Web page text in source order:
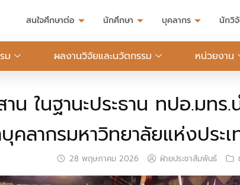
สนใจศึกษาต่อ นักศึกษา บุคลากร นักวิ
ม ผลงานวิจัยและนวัตกรรม หน่วยงาน
น ในฐานะประธาน ทปอ.มท
คลากรมหาวิทยาลัยแห่งประ
28 พฤษภาคม 2026 ฝ่ายประชาสัมพันธ์